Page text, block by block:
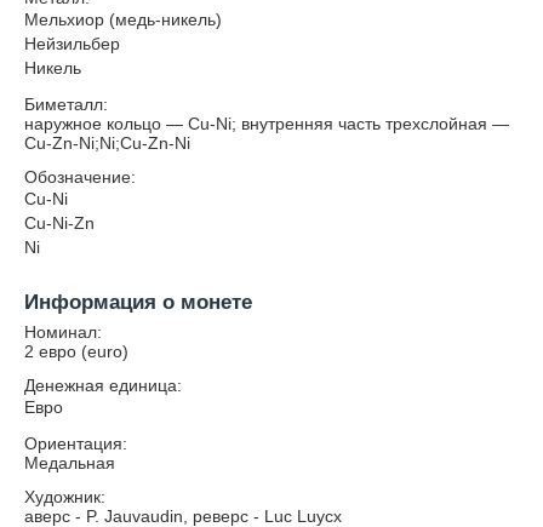
Мельхиор (медь-никель)
Нейзильбер
Никель
Биметалл:
наружное кольцо — Cu-Ni; внутренняя часть трехслойная —
Cu-Zn-Ni;Ni;Cu-Zn-Ni
Обозначение:
Cu-Ni
Cu-Ni-Zn
Ni
Информация о монете
Номинал:
2 евро (euro)
Денежная единица:
Евро
Ориентация:
Медальная
Художник:
аверс - P. Jauvaudin, реверс - Luc Luycx